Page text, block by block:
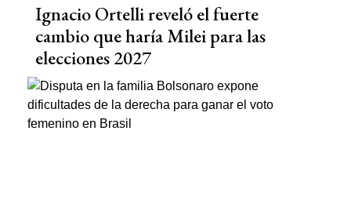
Ignacio Ortelli reveló el fuerte
cambio que haría Milei para las
elecciones 2027